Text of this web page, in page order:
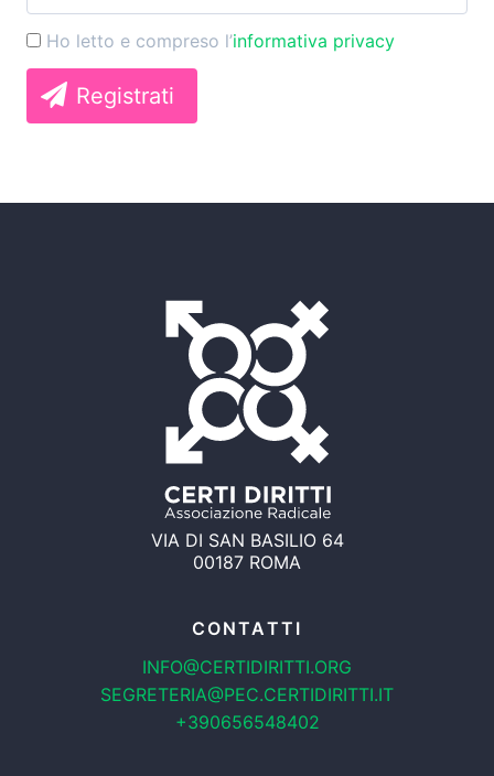
Ho letto e compreso l’informativa privacy
Registrati
VIA DI SAN BASILIO 64
00187 ROMA
CONTATTI
INFO@CERTIDIRITTI.ORG
SEGRETERIA@PEC.CERTIDIRITTI.IT
+390656548402